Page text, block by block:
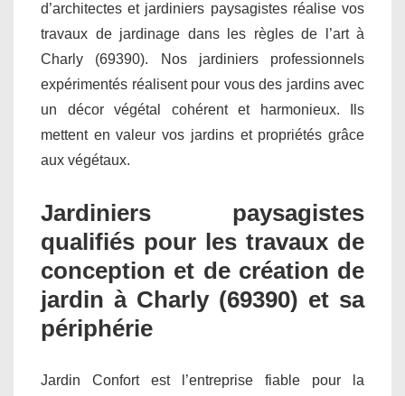
d’architectes et jardiniers paysagistes réalise vos
travaux de jardinage dans les règles de l’art à
Charly (69390). Nos jardiniers professionnels
expérimentés réalisent pour vous des jardins avec
un décor végétal cohérent et harmonieux. Ils
mettent en valeur vos jardins et propriétés grâce
aux végétaux.
Jardiniers paysagistes
qualifiés pour les travaux de
conception et de création de
jardin à Charly (69390) et sa
périphérie
Jardin Confort est l’entreprise fiable pour la